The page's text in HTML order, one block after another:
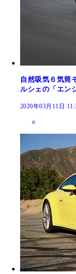
自然吸気６気筒
ルシェの「エン
2020年03月11日